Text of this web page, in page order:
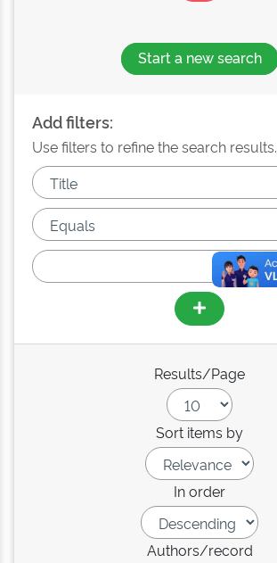
Start a new search
Add filters:
Use filters to refine the search results.
Results/Page
Sort items by
In order
Authors/record